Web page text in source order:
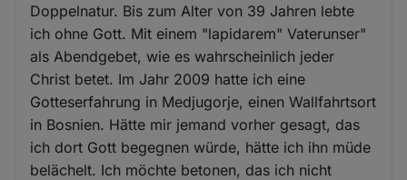
Doppelnatur. Bis zum Alter von 39 Jahren lebte
ich ohne Gott. Mit einem "lapidarem" Vaterunser"
als Abendgebet, wie es wahrscheinlich jeder
Christ betet. Im Jahr 2009 hatte ich eine
Gotteserfahrung in Medjugorje, einen Wallfahrtsort
in Bosnien. Hätte mir jemand vorher gesagt, das
ich dort Gott begegnen würde, hätte ich ihn müde
belächelt. Ich möchte betonen, das ich nicht